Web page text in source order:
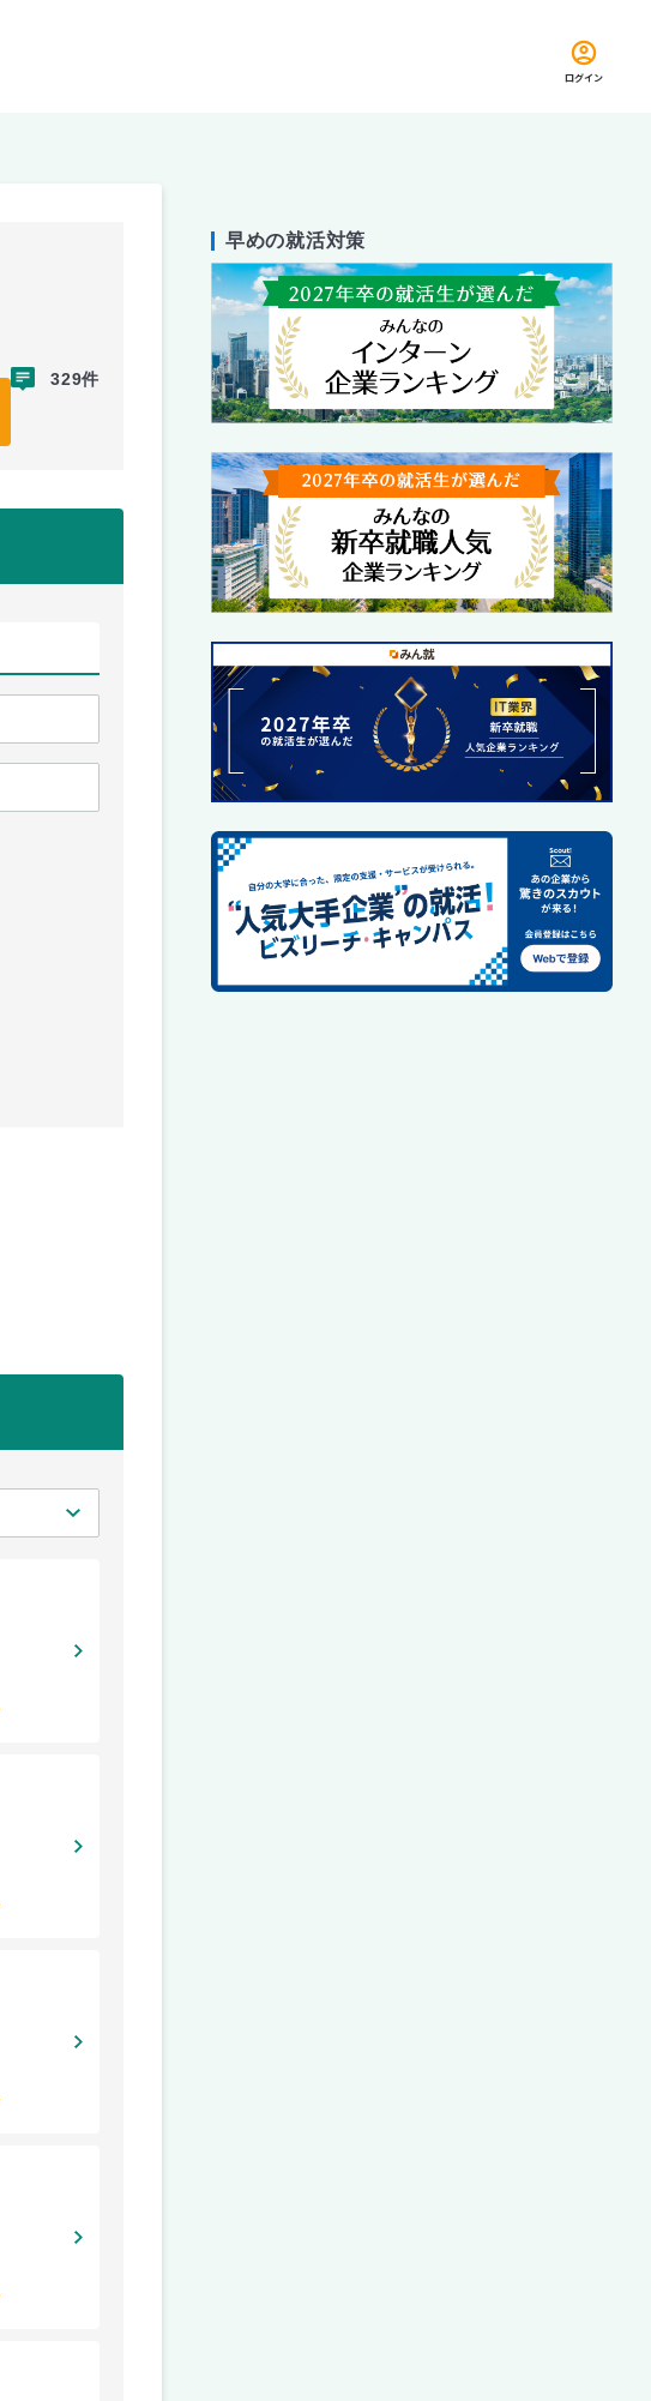
ログイン
329件
早めの就活対策